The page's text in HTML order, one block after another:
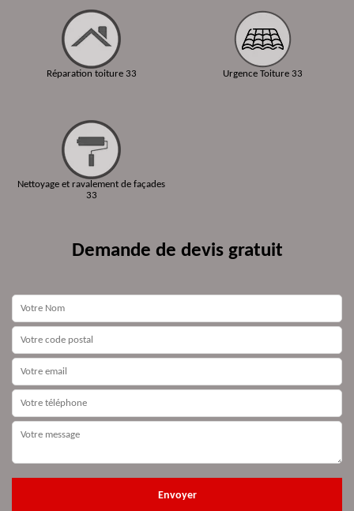
Réparation toiture 33
Nettoyage et ravalement de façades
33
Urgence Toiture 33
Demande de devis gratuit